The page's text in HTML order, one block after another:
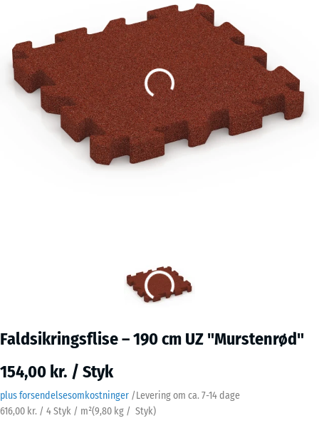
Faldsikringsflise – 190 cm UZ "Murstenrød"
154,00 kr. / Styk
plus forsendelsesomkostninger /Levering om ca. 7-14 dage
616,00 kr. / 4 Styk / m²(9,80 kg / Styk)